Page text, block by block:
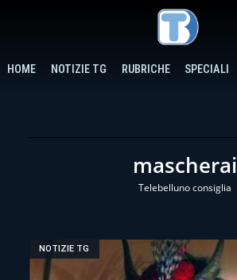
HOME NOTIZIE TG RUBRICHE SPECIALI
mascherai
Telebelluno consiglia
NOTIZIE TG